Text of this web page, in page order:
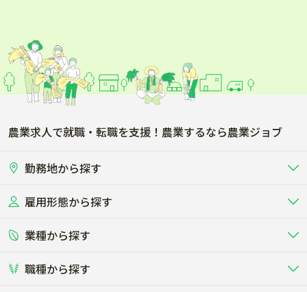
農業求人で就職・転職を支援！農業するなら農業ジョブ
勤務地から探す
北海道
関東
東海
雇用形態から探す
正社員 バイト・アルバイト・パート
短期アルバイト
業種から探す
畜産（酪農･肉牛･養豚･養鶏など）
職種から探す